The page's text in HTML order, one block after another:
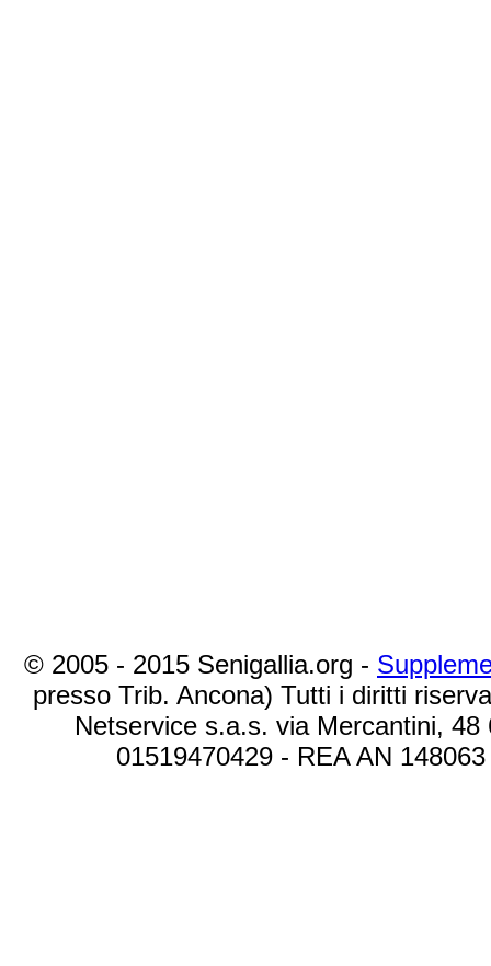
© 2005 - 2015 Senigallia.org -
presso Trib. Ancona) Tutti i diritti
Netservice s.a.s. via Mercantini,
01519470429 - REA AN